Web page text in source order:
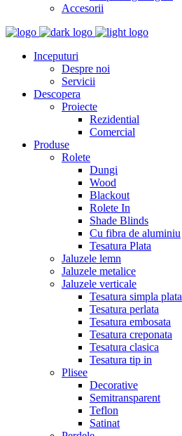
Accesorii
Inceputuri
Despre noi
Servicii
Descopera
Proiecte
Rezidential
Comercial
Produse
Rolete
Dungi
Wood
Blackout
Rolete In
Shade Blinds
Cu fibra de aluminiu
Tesatura Plata
Jaluzele lemn
Jaluzele metalice
Jaluzele verticale
Tesatura simpla plata
Tesatura perlata
Tesatura embosata
Tesatura creponata
Tesatura clasica
Tesatura tip in
Plisee
Decorative
Semitransparent
Teflon
Satinat